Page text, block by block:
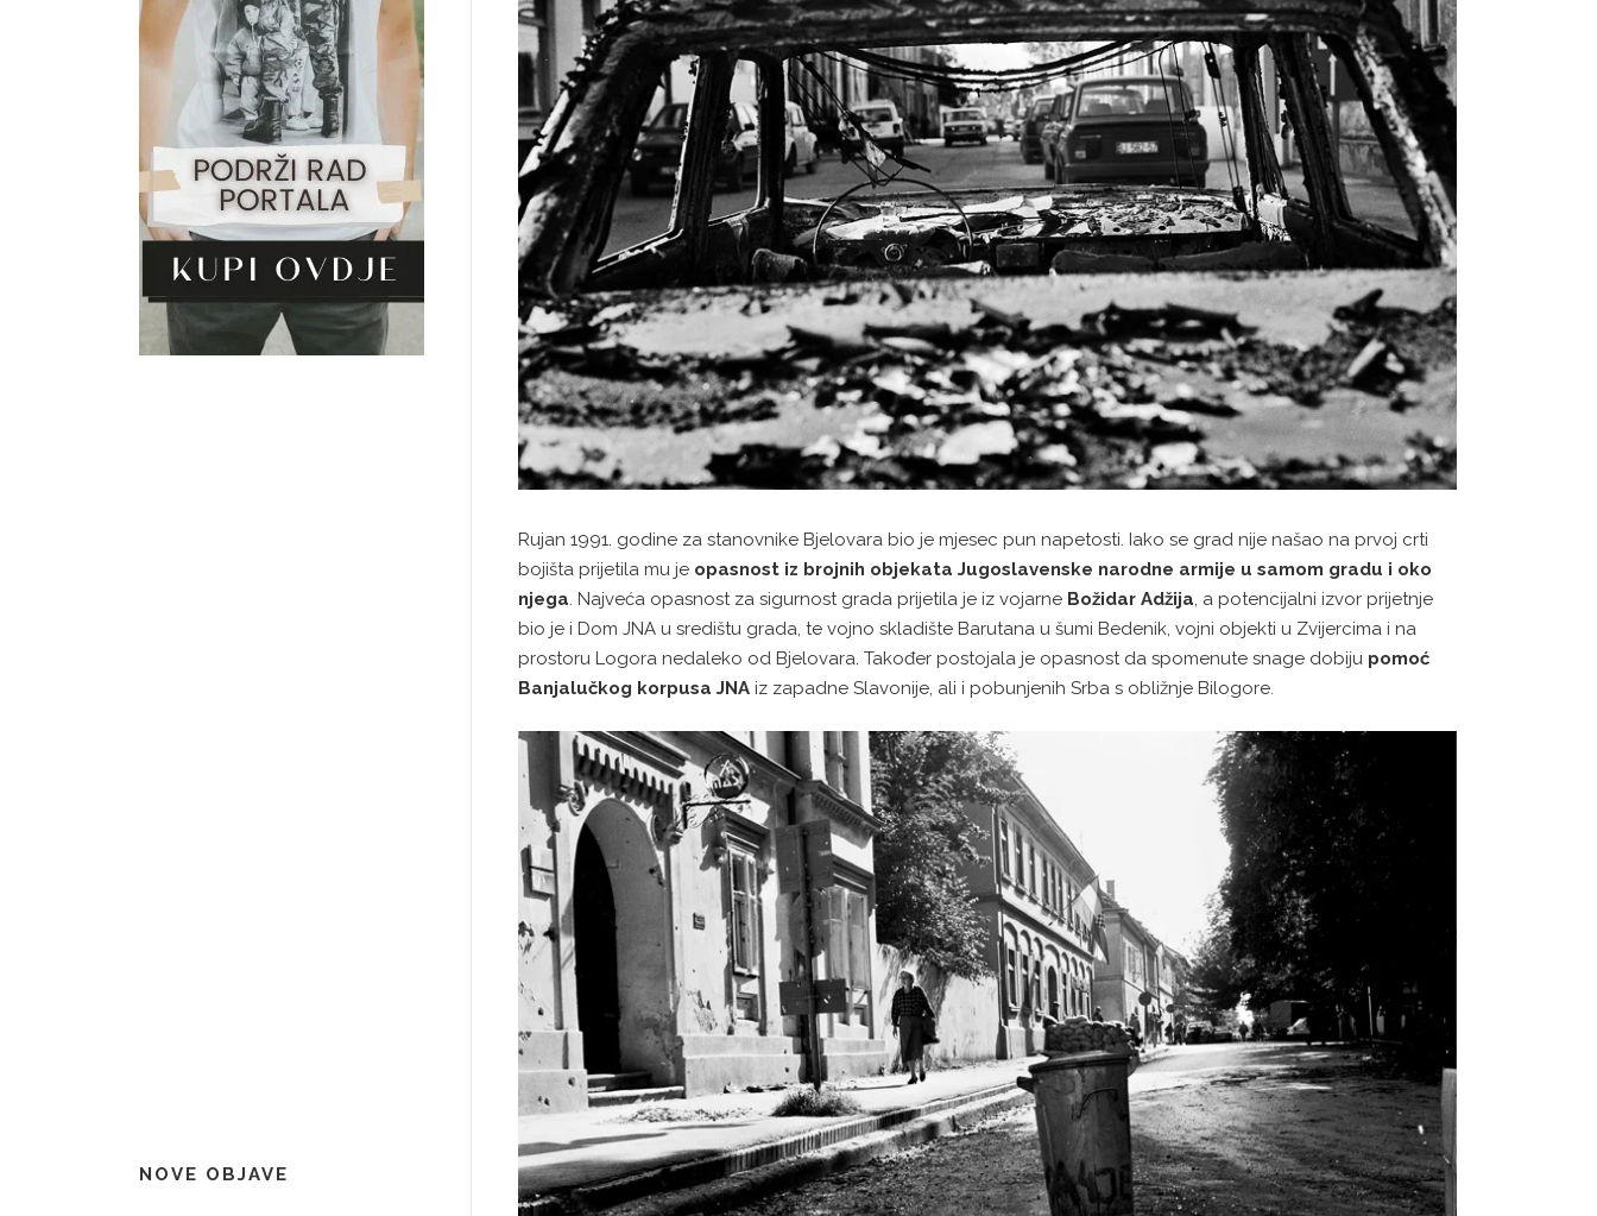
Rujan 1991. godine za stanovnike Bjelovara bio je mjesec pun napetosti. Iako se grad nije našao na prvoj crti
bojišta prijetila mu je opasnost iz brojnih objekata Jugoslavenske narodne armije u samom gradu i oko
njega. Najveća opasnost za sigurnost grada prijetila je iz vojarne Božidar Adžija, a potencijalni izvor prijetnje
bio je i Dom JNA u središtu grada, te vojno skladište Barutana u šumi Bedenik, vojni objekti u Zvijercima i na
prostoru Logora nedaleko od Bjelovara. Također postojala je opasnost da spomenute snage dobiju pomoć
Banjalučkog korpusa JNA iz zapadne Slavonije, ali i pobunjenih Srba s obližnje Bilogore.
NOVE OBJAVE